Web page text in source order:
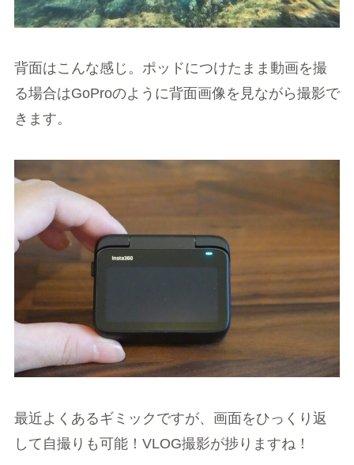
背面はこんな感じ。ポッドにつけたまま動画を撮
る場合はGoProのように背面画像を見ながら撮影で
きます。
最近よくあるギミックですが、画面をひっくり返
して自撮りも可能！VLOG撮影が捗りますね！